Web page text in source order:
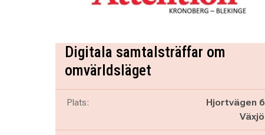
Digitala samtalsträffar om
omvärldsläget
Plats:
Hjortvägen 6
Växjö